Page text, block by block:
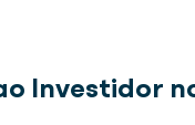
Investidor